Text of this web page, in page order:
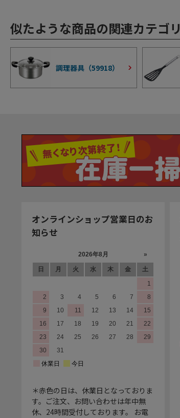
似たような商品の関連カテゴリ
調理器具（59918）
オンラインショップ営業日のお
知らせ
＊赤色の日は、休業日となっておりま
す。ご注文、お問い合わせは年中無
休、24時間受付しております。 お電